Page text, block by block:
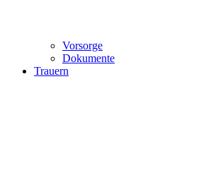
Vorsorge
Dokumente
Trauern